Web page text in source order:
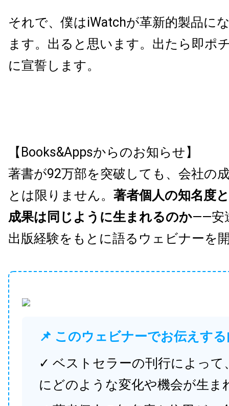
それで、僕はiWatchが革新的製品に
ます。出ると思います。出たら即ポ
に宣誓します。
【Books&Appsからのお知らせ】
著書が92万部を突破しても、会社の
とは限りません。 著者個人の知名度
成果は同じように生まれるのか——安
出版経験をもとに語るウェビナーを
📌 このウェビナーでお伝えす
✓ ベストセラーの刊行によって
にどのような変化や機会が生ま